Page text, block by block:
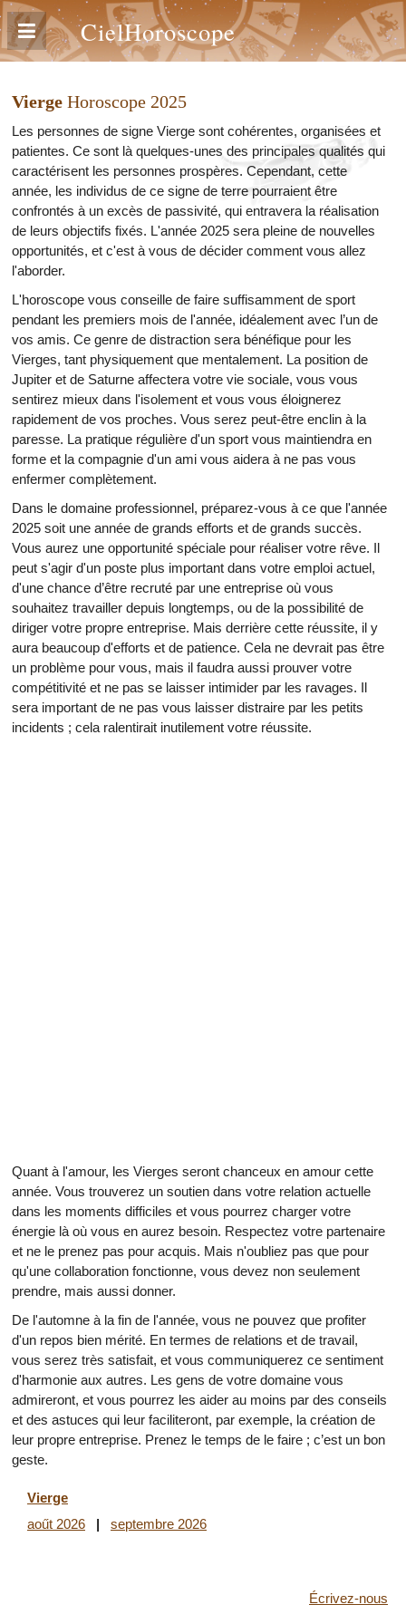
CielHoroscope
Vierge Horoscope 2025
Les personnes de signe Vierge sont cohérentes, organisées et
patientes. Ce sont là quelques-unes des principales qualités qui
caractérisent les personnes prospères. Cependant, cette
année, les individus de ce signe de terre pourraient être
confrontés à un excès de passivité, qui entravera la réalisation
de leurs objectifs fixés. L'année 2025 sera pleine de nouvelles
opportunités, et c'est à vous de décider comment vous allez
l'aborder.
L'horoscope vous conseille de faire suffisamment de sport
pendant les premiers mois de l'année, idéalement avec l’un de
vos amis. Ce genre de distraction sera bénéfique pour les
Vierges, tant physiquement que mentalement. La position de
Jupiter et de Saturne affectera votre vie sociale, vous vous
sentirez mieux dans l'isolement et vous vous éloignerez
rapidement de vos proches. Vous serez peut-être enclin à la
paresse. La pratique régulière d'un sport vous maintiendra en
forme et la compagnie d'un ami vous aidera à ne pas vous
enfermer complètement.
Dans le domaine professionnel, préparez-vous à ce que l'année
2025 soit une année de grands efforts et de grands succès.
Vous aurez une opportunité spéciale pour réaliser votre rêve. Il
peut s'agir d'un poste plus important dans votre emploi actuel,
d'une chance d’être recruté par une entreprise où vous
souhaitez travailler depuis longtemps, ou de la possibilité de
diriger votre propre entreprise. Mais derrière cette réussite, il y
aura beaucoup d'efforts et de patience. Cela ne devrait pas être
un problème pour vous, mais il faudra aussi prouver votre
compétitivité et ne pas se laisser intimider par les ravages. Il
sera important de ne pas vous laisser distraire par les petits
incidents ; cela ralentirait inutilement votre réussite.
Quant à l'amour, les Vierges seront chanceux en amour cette
année. Vous trouverez un soutien dans votre relation actuelle
dans les moments difficiles et vous pourrez charger votre
énergie là où vous en aurez besoin. Respectez votre partenaire
et ne le prenez pas pour acquis. Mais n'oubliez pas que pour
qu'une collaboration fonctionne, vous devez non seulement
prendre, mais aussi donner.
De l'automne à la fin de l'année, vous ne pouvez que profiter
d'un repos bien mérité. En termes de relations et de travail,
vous serez très satisfait, et vous communiquerez ce sentiment
d'harmonie aux autres. Les gens de votre domaine vous
admireront, et vous pourrez les aider au moins par des conseils
et des astuces qui leur faciliteront, par exemple, la création de
leur propre entreprise. Prenez le temps de le faire ; c’est un bon
geste.
Vierge
aoűt 2026 | septembre 2026
Écrivez-nous